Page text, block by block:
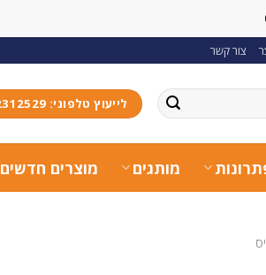
צור קשר
לייעוץ טלפוני: 077-2312529
מותגים מוצרים חדשים